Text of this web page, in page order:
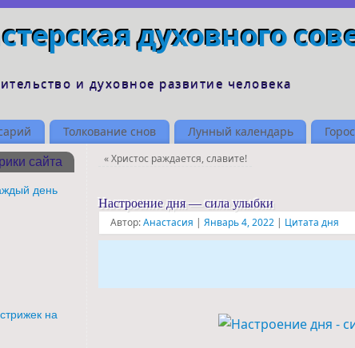
духовного
и духовное развитие человека
Толкование снов Лунный календарь
«Христос раждается, славите!
Настроение дня — сила улыбки
Автор:Анастасия | Январь 4, 2022 | Цитата дня
сайта
день
на